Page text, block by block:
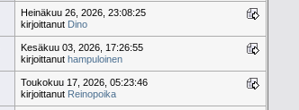
Heinäkuu 26, 2026, 23:08:25
kirjoittanut Dino
Kesäkuu 03, 2026, 17:26:55
kirjoittanuthampuloinen
Toukokuu 17, 2026, 05:23:46
kirjoittanut Reinopoika